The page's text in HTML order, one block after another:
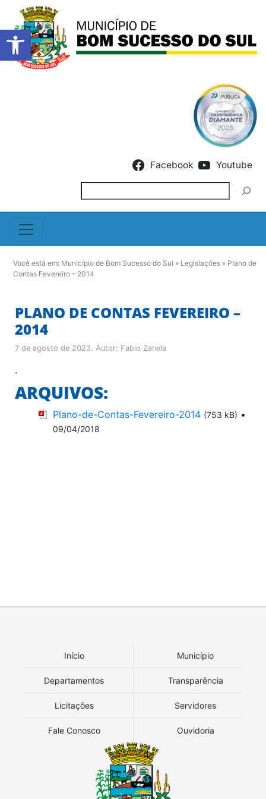
Barra de Ferramentas
Facebook Youtube
Você está em: Município de Bom Sucesso do Sul » Legislações » Plano de
Contas Fevereiro – 2014
PLANO DE CONTAS FEVEREIRO –
2014
7 de agosto de 2023. Autor: Fabio Zanela
.
ARQUIVOS:
Plano-de-Contas-Fevereiro-2014 (753 kB) •
09/04/2018
Início Município
Departamentos Transparência
Licitações Servidores
Fale Conosco Ouvidoria